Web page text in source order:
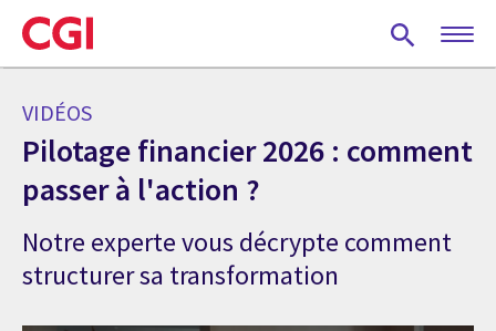
Skip
to
main
VIDÉOS
Pilotage financier 2026 : comment
passer à l'action ?
Notre experte vous décrypte comment
structurer sa transformation